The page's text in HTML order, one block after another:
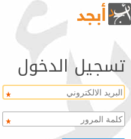
تسجيل الدخول